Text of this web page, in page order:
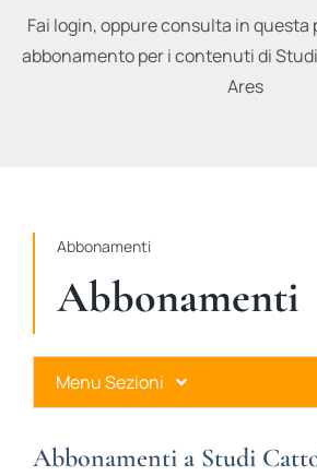
RECENSIONI
Fai login, oppure consulta in questa
abbonamento per i contenuti di
Ares
Abbonamenti
Abbonamenti
Menu Sezioni
Abbonamenti a Studi